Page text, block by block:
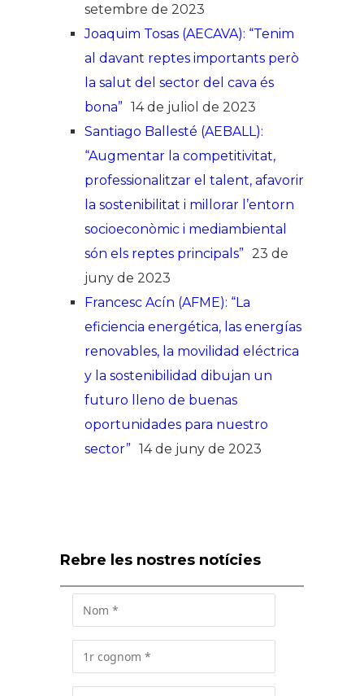
setembre de 2023
Joaquim Tosas (AECAVA): “Tenim
al davant reptes importants però
la salut del sector del cava és
bona” 14 de juliol de 2023
Santiago Ballesté (AEBALL):
“Augmentar la competitivitat,
professionalitzar el talent, afavorir
la sostenibilitat i millorar l’entorn
socioeconòmic i mediambiental
són els reptes principals” 23 de
juny de 2023
Francesc Acín (AFME): “La
eficiencia energética, las energías
renovables, la movilidad eléctrica
y la sostenibilidad dibujan un
futuro lleno de buenas
oportunidades para nuestro
sector” 14 de juny de 2023
Rebre les nostres notícies